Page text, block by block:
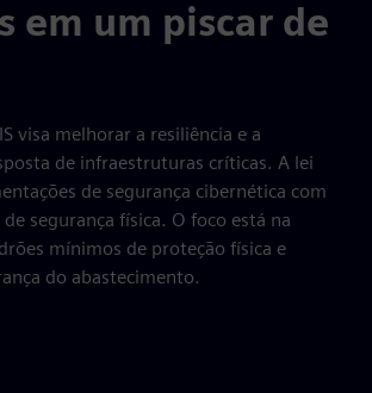
em um piscar de
visa melhorar a resiliência e a
de infraestruturas críticas. A lei
de segurança cibernética com
segurança física. O foco está na
mínimos de proteção física e
do abastecimento.